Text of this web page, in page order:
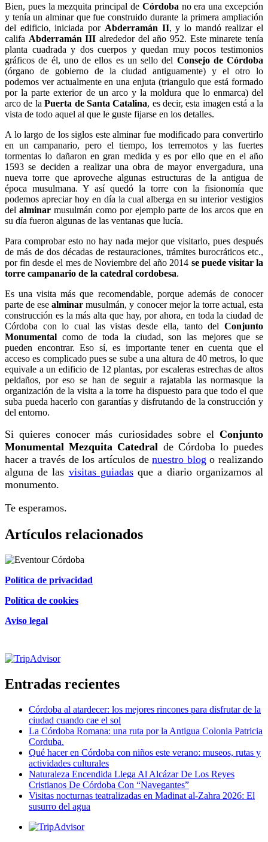
Bien, pues la mezquita principal de Córdoba no era una excepción
y tenía un alminar que fue construido durante la primera ampliación
del edificio, iniciada por Abderramán II, y lo mandó realizar el
califa Abderramán III alrededor del año 952. Este minarete tenía
planta cuadrada y dos cuerpos y quedan muy pocos testimonios
gráficos de él, uno de ellos es un sello del Consejo de Córdoba
(órgano de gobierno de la ciudad antiguamente) y el otro lo
podemos ver actualmente en una enjuta (triangulo que está formado
por la parte exterior de un arco y la moldura que lo enmarca) del
arco de laPuerta de Santa Catalina, es decir, esta imagen está a la
vista de todo aquel al que le guste fijarse en los detalles.
A lo largo de los siglos este alminar fue modificado para convertirlo
en un campanario, pero el tiempo, los terremotos y las fuertes
tormentas lo dañaron en gran medida y es por ello que en el año
1593 se deciden a realizar una obra de mayor envergadura, una
nueva torre que aproveche algunas estructuras de la antigua de
época musulmana. Y así quedó la torre con la fisionomía que
podemos apreciar hoy en día la cual alberga en su interior vestigios
del alminarmusulmán como por ejemplo parte de los arcos que en
su día fueron algunas de las ventanas que lucía.
Para comprobar esto no hay nada mejor que visitarlo, pues después
de más de dos décadas de restauraciones, trámites burocráticos etc.,
por fin desde el mes de Noviembre del año 2014 se puede visitar la
torre campanario de la catedral cordobesa.
Es una visita más que recomendable, porque además de conocer
parte de esealminar musulmán, y conocer mejor la torre actual, esta
construcción es la más alta que hay, por ahora, en toda la ciudad de
Córdoba con lo cual las vistas desde ella, tanto del Conjunto
Monumental como de toda la ciudad, son las mejores que se
pueden encontrar. Eso sí, es importante tener en cuenta que el
acceso es complicado pues se sube a una altura de 40 metros, lo que
equivale a un edificio de 12 plantas, por escaleras estrechas de altos
peldaños, por eso se han de seguir a rajatabla las normasque la
organización de la visita a la torre ha dispuesto para que todo el que
suba pueda hacerlo con garantías y disfrutando de la construcción y
del entorno.
Si quieres conocer más curiosidades sobre el Conjunto
Monumental Mezquita Catedral de Córdoba lo puedes
hacer a través de los artículos denuestro blog o realizando
alguna de las visitas guiadasque a diario organizamos al
monumento.
Te esperamos.
Artículos relacionados
Política de privacidad
Política de cookies
Aviso legal
Entradas recientes
Córdoba al atardecer: los mejores rincones para disfrutar de la
ciudad cuando cae el sol
La Córdoba Romana: una ruta por la Antigua Colonia Patricia
Corduba.
Qué hacer en Córdoba con niños este verano: museos, rutas y
actividades culturales
Naturaleza Encendida Llega Al Alcázar De Los Reyes
Cristianos De Córdoba Con “Navegantes”
Visitas nocturnas teatralizadas en Madinat al-Zahra 2026: El
susurro del agua